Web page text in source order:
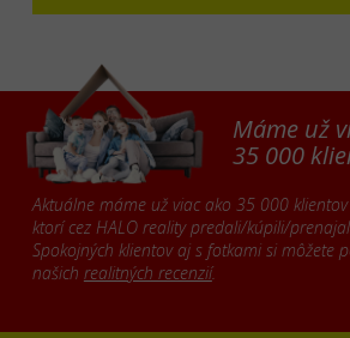
Máme už
35 000
Aktuálne máme už viac ako 35 000
ktorí cez HALO reality predali/kúpili/
Spokojných klientov aj s fotkami si môžete
našich realitných recenzií.